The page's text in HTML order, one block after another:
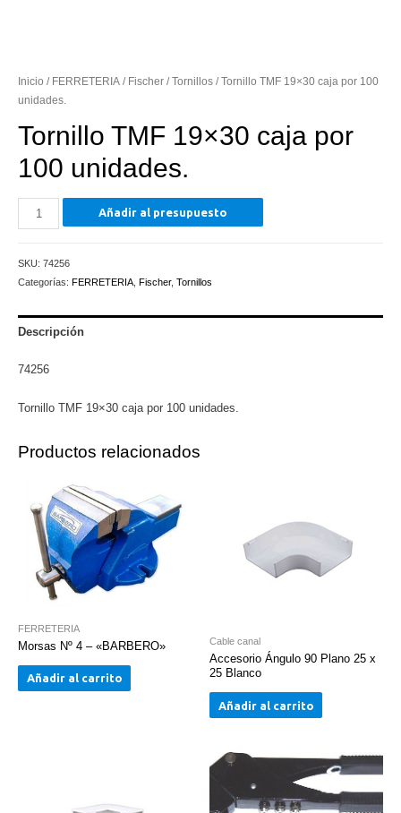
Inicio / FERRETERIA / Fischer /Tornillos / Tornillo TMF 19×30 caja por 100
unidades.
Tornillo TMF 19×30 caja por
100 unidades.
Tornillo
TMF
caja
por
unidades.
Añadir al presupuesto
SKU: 74256
Categorías: FERRETERIA Fischer, Tornillos
Descripción
74256
Tornillo TMF 19×30 caja por 100 unidades.
Productos relacionados
FERRETERIA
Morsas Nº 4 – «BARBERO»
Añadir al carrito
Cable canal
Accesorio Ángulo 90 Plano 25 x
25 Blanco
Añadir al carrito